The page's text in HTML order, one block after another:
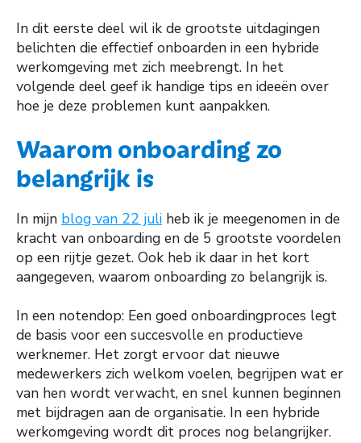
In dit eerste deel wil ik de grootste uitdagingen
belichten die effectief onboarden in een hybride
werkomgeving met zich meebrengt. In het
volgende deel geef ik handige tips en ideeën over
hoe je deze problemen kunt aanpakken.
Waarom onboarding zo
belangrijk is
In mijn blog van 22 juli heb ik je meegenomen in de
kracht van onboarding en de 5 grootste voordelen
op een rijtje gezet. Ook heb ik daar in het kort
aangegeven, waarom onboarding zo belangrijk is.
In een notendop: Een goed onboardingproces legt
de basis voor een succesvolle en productieve
werknemer. Het zorgt ervoor dat nieuwe
medewerkers zich welkom voelen, begrijpen wat er
van hen wordt verwacht, en snel kunnen beginnen
met bijdragen aan de organisatie. In een hybride
werkomgeving wordt dit proces nog belangrijker.